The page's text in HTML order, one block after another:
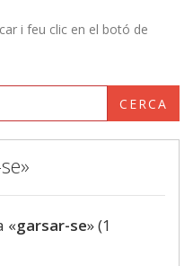
i feu clic en el botó de
CERCA
«garsar-se» (1